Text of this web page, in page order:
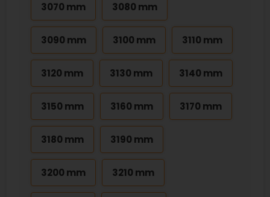
3070 mm 3080 mm
3090 mm 3100 mm 3110 mm
3120 mm 3130 mm 3140 mm
3150 mm 3160 mm 3170 mm
3180 mm 3190 mm
3200 mm 3210 mm